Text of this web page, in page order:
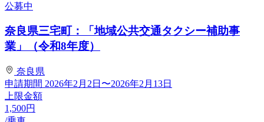
公募中
奈良県三宅町：「地域公共交通タクシー補助事
業」（令和8年度）
奈良県
申請期間 2026年2月2日〜2026年2月13日
上限金額
1,500円